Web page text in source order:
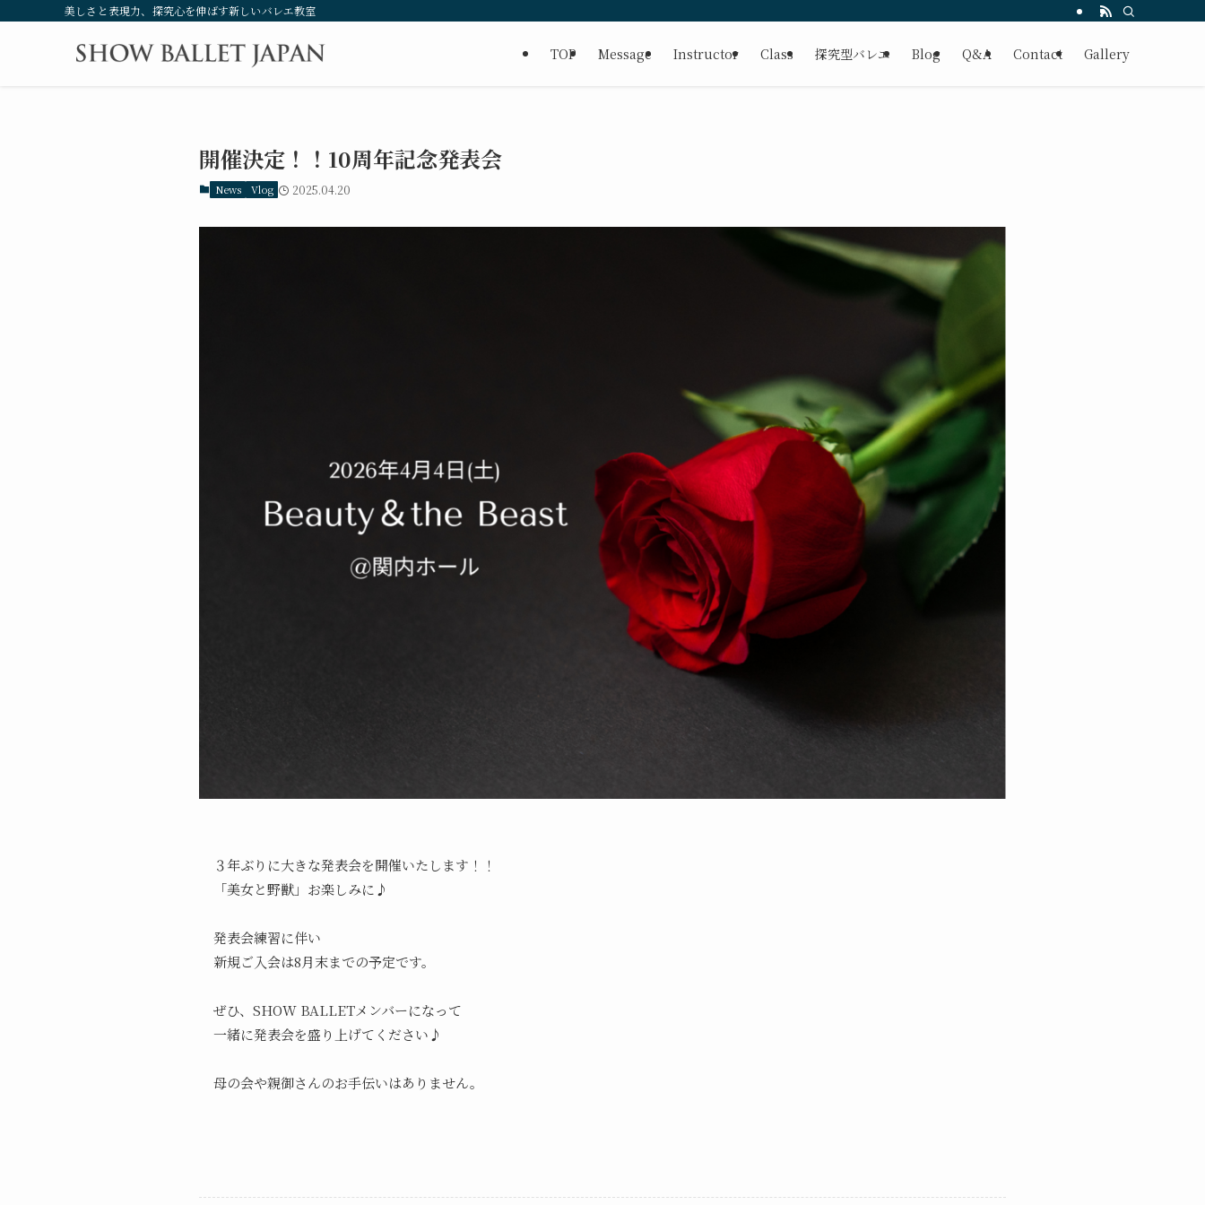
美しさと表現力、探究心を伸ばす新しいバレエ教室
TOP Message Instructor Class 探究型バレエ Blog Q&A Contact Gallery
開催決定！！10周年記念発表会
News Vlog 2025.04.20
３年ぶりに大きな発表会を開催いたします！！
「美女と野獣」お楽しみに♪
発表会練習に伴い
新規ご入会は8月末までの予定です。
ぜひ、SHOW BALLETメンバーになって
一緒に発表会を盛り上げてください♪
母の会や親御さんのお手伝いはありません。